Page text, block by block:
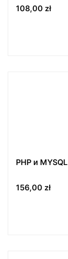
Цена
108,00 zł
PHP и
Цена
156,00 zł